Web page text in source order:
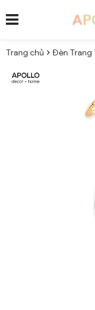
Trang chủ Đèn Trang